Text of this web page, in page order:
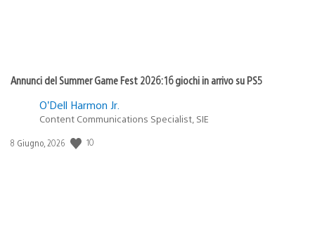
Annunci del Summer Game Fest 2026: 16 giochi in arrivo su PS5
O’Dell Harmon Jr.
Content Communications Specialist, SIE
Data
8 Giugno, 2026 10